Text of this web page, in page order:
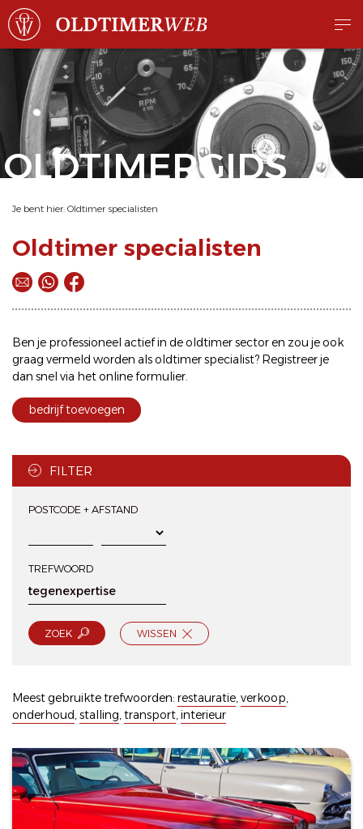
OLDTIMERGIDS
Je bent hier: Oldtimer specialisten
Oldtimer specialisten
Ben je professioneel actief in de oldtimer sector en zou je ook
graag vermeld worden als oldtimer specialist? Registreer je
dan snel via hetonline formulier.
bedrijf toevoegen
FILTER
POSTCODE + AFSTAND
TREFWOORD
ZOEK WISSEN
Meest gebruikte trefwoorden: restauratie,verkoop,
onderhoud,stalling,transport,interieur